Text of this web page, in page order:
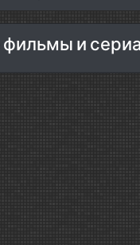
фильмы и